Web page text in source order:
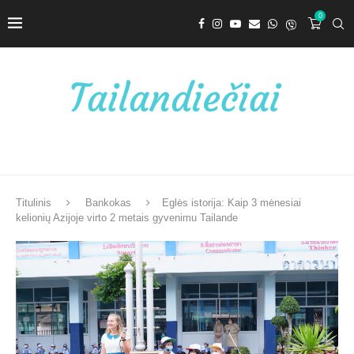
0
Titulinis Bankokas
Eglės istorija: Kaip 3 mėnesiai
kelionių Azijoje virto 2 metais gyvenimu Tailande